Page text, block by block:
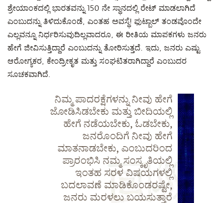
ಶ್ರೇಯಾಂಕದಲ್ಲಿ ಭಾರತವನ್ನು 150 ನೇ ಸ್ಥಾನದಲ್ಲಿ ರೇಟ್ ಮಾಡಲಾಗಿದೆ
ಎಂಬುದನ್ನು ತಿಳಿದುಕೊಂಡೆ, ಎಂತಹ ಅವಸ್ಥೆ! ಫುಟ್ಬಾಲ್ ತಂಡವೊಂದೇ
ಎಲ್ಲವನ್ನೂ ನಿರ್ಧರಿಸುವುದಿಲ್ಲವಾದರೂ, ಈ ರೀತಿಯ ಮಾಪಕಗಳು ಜನರು
ಹೇಗೆ ಜೀವಿಸುತ್ತಿದ್ದಾರೆ ಎಂಬುದನ್ನು ತೋರಿಸುತ್ತದೆ. ಇದು, ಜನರು ಎಷ್ಟು
ಆರೋಗ್ಯಕರ, ಕೇಂದ್ರೀಕೃತ ಮತ್ತು ಸಂಘಟಿತರಾಗಿದ್ದಾರೆ ಎಂಬುದರ
ಸೂಚಕವಾಗಿದೆ.
ನಿಮ್ಮ ಪಾದರಕ್ಷೆಗಳನ್ನು ನೀವು ಹೇಗೆ
ಜೋಡಿಸಿಡಬೇಕು ಮತ್ತು ಬೀದಿಯಲ್ಲಿ
ಹೇಗೆ ನಡೆಯಬೇಕು, ಓಡಬೇಕು,
ಜನರೊಂದಿಗೆ ನೀವು ಹೇಗೆ
ಮಾತನಾಡಬೇಕು, ಎಂಬುದರಿಂದ
ಪ್ರಾರಂಭಿಸಿ ನಮ್ಮ ಸಂಸ್ಕೃತಿಯಲ್ಲಿ
ಇಂತಹ ಸರಳ ವಿಷಯಗಳಲ್ಲಿ
ಬದಲಾವಣೆ ಮಾಡಿಕೊಂಡರಷ್ಟೇ,
ಜನರು ಮರಳಲು ಬಯಸುತ್ತಾರೆ